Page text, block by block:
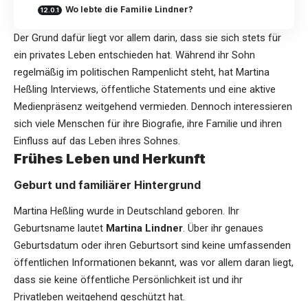
Wo lebte die Familie Lindner?
Der Grund dafür liegt vor allem darin, dass sie sich stets für
ein privates Leben entschieden hat. Während ihr Sohn
regelmäßig im politischen Rampenlicht steht, hat Martina
Heßling Interviews, öffentliche Statements und eine aktive
Medienpräsenz weitgehend vermieden. Dennoch interessieren
sich viele Menschen für ihre Biografie, ihre Familie und ihren
Einfluss auf das Leben ihres Sohnes.
Frühes Leben und Herkunft
Geburt und familiärer Hintergrund
Martina Heßling wurde in Deutschland geboren. Ihr
Geburtsname lautet Martina Lindner . Über ihr genaues
Geburtsdatum oder ihren Geburtsort sind keine umfassenden
öffentlichen Informationen bekannt, was vor allem daran liegt,
dass sie keine öffentliche Persönlichkeit ist und ihr
Privatleben weitgehend geschützt hat.